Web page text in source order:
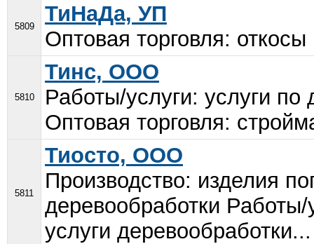
5809
ТиНаДа, УП
Оптовая торговля:
5810
Тинс, ООО
Работы/услуги: услуги по
Оптовая торговля:
5811
Тиосто, ООО
Производство: изделия
деревообработки
услуги деревообработки...